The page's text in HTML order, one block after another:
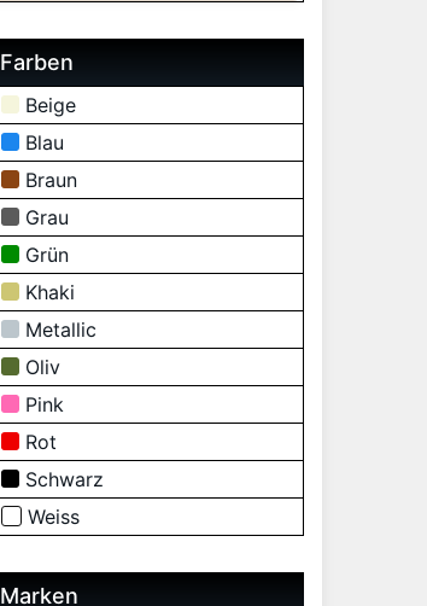
Farben
Beige
Blau
Braun
Grau
Grün
Khaki
Metallic
Oliv
Pink
Rot
Schwarz
Weiss
Marken